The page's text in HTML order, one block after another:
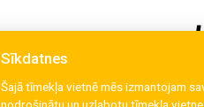
Sīkdatnes
Šajā tīmekļa vietnē mēs izmantojam